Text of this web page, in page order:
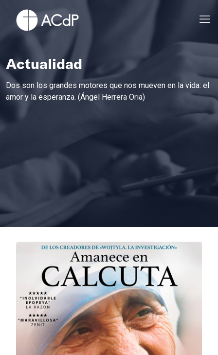
Actualidad
Dos son los grandes motores que nos mueven en la vida: el
amor y la esperanza. (Ángel Herrera Oria)